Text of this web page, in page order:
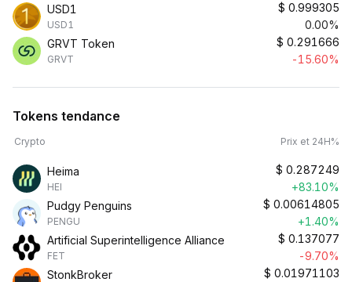
USD1
USD1
$ 0.999305
0.00%
GRVT Token
GRVT
$ 0.291666
-15.60%
Tokens tendance
Crypto Prix et 24H%
Heima
HEI
$ 0.287249
+83.10%
Pudgy Penguins
PENGU
$ 0.00614805
+1.40%
Artificial Superintelligence Alliance
FET
$ 0.137077
-9.70%
StonkBroker
$ 0.01971103